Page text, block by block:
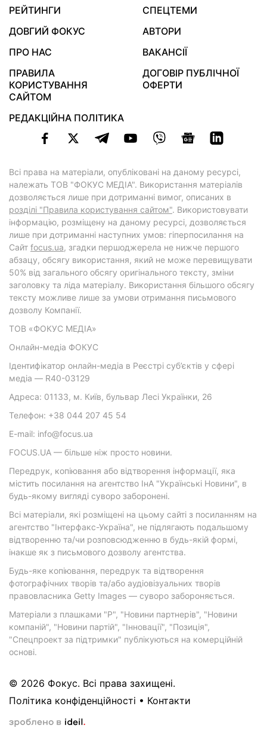
РЕЙТИНГИ
СПЕЦТЕМИ
ДОВГИЙ ФОКУС
АВТОРИ
ПРО НАС
ВАКАНСІЇ
ПРАВИЛА
КОРИСТУВАННЯ
САЙТОМ
ДОГОВІР ПУБЛІЧНОЇ
ОФЕРТИ
РЕДАКЦІЙНА ПОЛІТИКА
Всі права на матеріали, опубліковані на даному ресурсі,
належать ТОВ "ФОКУС МЕДІА". Використання матеріалів
дозволяється лише при дотриманні вимог, описаних в
розділі "Правила користування сайтом". Використовувати
інформацію, розміщену на даному ресурсі, дозволяється
лише при дотриманні наступних умов: гіперпосилання на
Cайт focus.ua, згадки першоджерела не нижче першого
абзацу, обсягу використання, який не може перевищувати
50% від загального обсягу оригінального тексту, зміни
заголовку та ліда матеріалу. Використання більшого обсягу
тексту можливе лише за умови отримання письмового
дозволу Компанії.
ТОВ «ФОКУС МЕДІА»
Онлайн-медіа ФОКУС
Ідентифікатор онлайн-медіа в Реєстрі суб’єктів у сфері
медіа — R40-03129
Адреса: 01133, м. Київ, бульвар Лесі Українки, 26
Телефон: +38 044 207 45 54
E-mail: info@focus.ua
FOCUS.UA — більше ніж просто новини.
Передрук, копіювання або відтворення інформації, яка
містить посилання на агентство ІнА "Українські Новини", в
будь-якому вигляді суворо заборонені.
Всі матеріали, які розміщені на цьому сайті з посиланням на
агентство "Інтерфакс-Україна", не підлягають подальшому
відтворенню та/чи розповсюдженню в будь-якій формі,
інакше як з письмового дозволу агентства.
Будь-яке копіювання, передрук та відтворення
фотографічних творів та/або аудіовізуальних творів
правовласника Getty Images — суворо забороняється.
Матеріали з плашками "Р", "Новини партнерів", "Новини
компаній", "Новини партій", "Інновації", "Позиція",
"Спецпроект за підтримки" публікуються на комерційній
основі.
© 2026 Фокус. Всі права захищені.
Політика конфіденційності • Контакти